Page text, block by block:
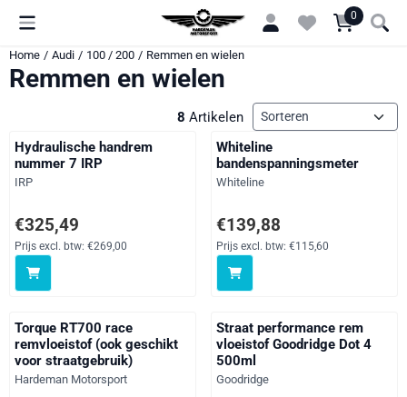
Cookievoorkeuren zijn momenteel gesloten. 0
Home / Audi / 100 / 200 / Remmen en wielen
Remmen en wielen
8 Artikelen Sorteermethode
Hydraulische handrem
nummer 7 IRP
Merk:
IRP
Prijs: 325,49, exclusief btw: 269,00
€325,49
Prijs excl. btw: €269,00
Whiteline
bandenspanningsmeter
Merk:
Whiteline
Prijs: 139,88, exclusief btw:
€139,88
Prijs excl. btw: €115,60
Torque RT700 race
remvloeistof (ook geschikt
voor straatgebruik)
Merk:
Hardeman Motorsport
Straat performance rem
vloeistof Goodridge Dot 4
500ml
Merk:
Goodridge